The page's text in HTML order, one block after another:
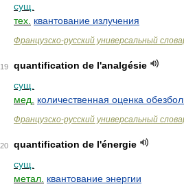
сущ.
тех. квантование излучения
Французско-русский универсальный
19
quantification de l'analgésie
сущ.
мед.
количественная оценка
Французско-русский универсальный
20
quantification de l'énergie
сущ.
метал. квантование энергии